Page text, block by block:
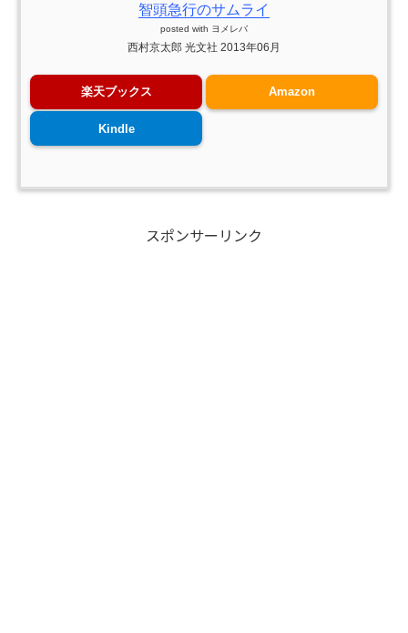
智頭急行のサムライ
posted with ヨメレバ
西村京太郎 光文社 2013年06月
楽天ブックス Amazon
Kindle
スポンサーリンク